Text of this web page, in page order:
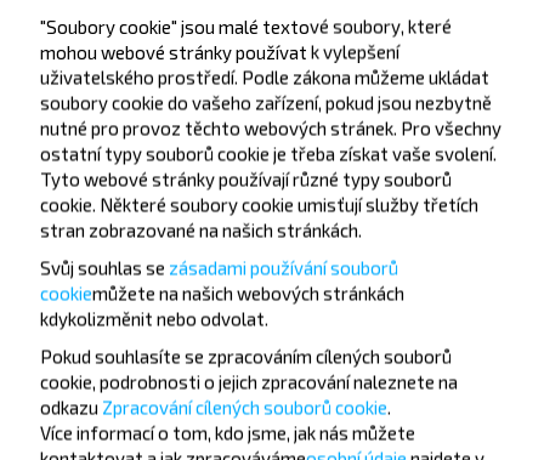
Maslosyrzavod
PMK-194
Raybolnica
Voenkomat
Leshoz
Chcete cestovat
levněji?
Nenechte si ujít akce, slevy a další zajímavé nabídky
"Soubory cookie" jsou malé textové soubory, které
mohou webové stránky používat k vylepšení
uživatelského prostředí. Podle zákona můžeme ukládat
soubory cookie do vašeho zařízení, pokud jsou nezbytně
nutné pro provoz těchto webových stránek. Pro všechny
ostatní typy souborů cookie je třeba získat vaše svolení.
Tyto webové stránky používají různé typy souborů
cookie. Některé soubory cookie umisťují služby třetích
stran zobrazované na našich stránkách.
Svůj souhlas se zásadami používání souborů
cookiemůžete na našich webových stránkách
kdykolizměnit nebo odvolat.
Pokud souhlasíte se zpracováním cílených souborů
cookie, podrobnosti o jejich zpracování naleznete na
odkazu Zpracování cílených souborů cookie.
Více informací o tom, kdo jsme, jak nás můžete